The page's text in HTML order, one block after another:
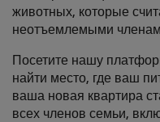
животных, которые
неотъемлемыми
Посетите нашу
найти место, где ваш
ваша новая квартира
всех членов семьи,